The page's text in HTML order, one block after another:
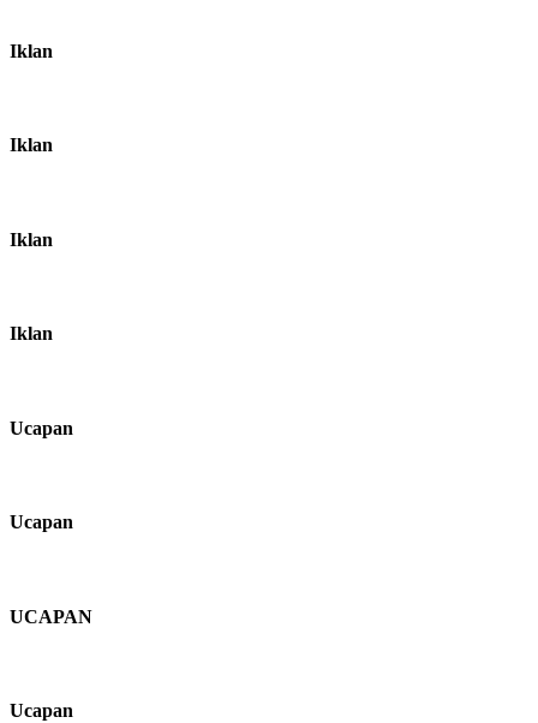
Iklan
Iklan
Iklan
Iklan
Ucapan
Ucapan
UCAPAN
Ucapan